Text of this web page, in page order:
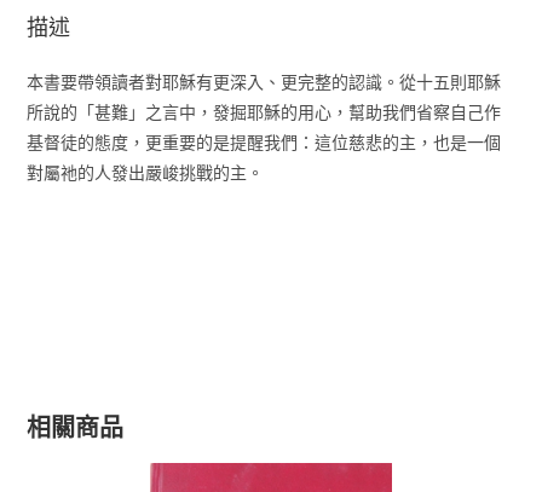
描述
本書要帶領讀者對耶穌有更深入、更完整的認識。從十五則耶穌
所說的「甚難」之言中，發掘耶穌的用心，幫助我們省察自己作
基督徒的態度，更重要的是提醒我們：這位慈悲的主，也是一個
對屬祂的人發出嚴峻挑戰的主。
相關商品